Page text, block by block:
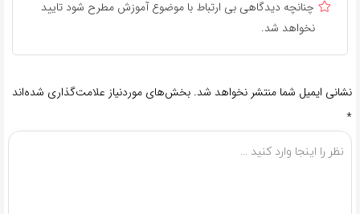
چنانچه دیدگاهی بی ارتباط با موضوع آموزش مطرح شود تایید
نخواهد شد.
نشانی ایمیل شما منتشر نخواهد شد. بخش‌های موردنیاز علامت‌گذاری شده‌اند
*